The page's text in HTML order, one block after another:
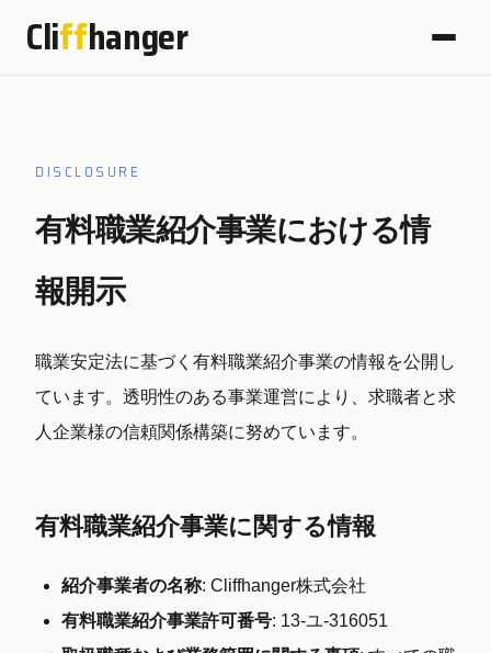
Cliffhanger
DISCLOSURE
有料職業紹介事業における情
報開示
職業安定法に基づく有料職業紹介事業の情報を公開し
ています。透明性のある事業運営により、求職者と求
人企業様の信頼関係構築に努めています。
有料職業紹介事業に関する情報
紹介事業者の名称: Cliffhanger株式会社
有料職業紹介事業許可番号: 13-ユ-316051